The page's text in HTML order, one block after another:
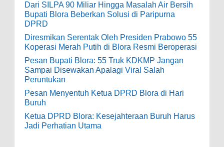
Pesan Bupati Blora: 55 Truk KDKMP Jangan
Sampai Disewakan Apalagi Viral Salah
Peruntukan
0 5-10-2026
bolehkah kami study banding di akir
bulan oktober 2020 ini ?
Anonymous:
7-3-2020
Mudah mudahan dengan jalan yang
baik bisa meningkatkan ekonomi masyarakat
sekitar. Amin
Anonymous:
Dari SILPA 90 Miliar Hingga Masalah Air Bersih
Bupati Blora Beberkan Solusi di Paripurna
DPRD
Diresmikan Serentak Oleh Presiden Prabowo 55
Koperasi Merah Putih di Blora Resmi Beroperasi
Pesan Bupati Blora: 55 Truk KDKMP Jangan
Sampai Disewakan Apalagi Viral Salah
Peruntukan
Pesan Menyentuh Ketua DPRD Blora di Hari
Buruh
Ketua DPRD Blora: Kesejahteraan Buruh Harus
Jadi Perhatian Utama